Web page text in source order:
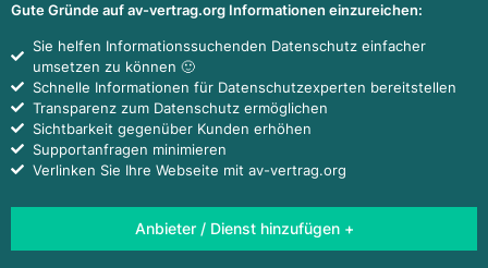
Gute Gründe auf av-vertrag.org Informationen einzureichen:
Sie helfen Informationssuchenden Datenschutz einfacher
umsetzen zu können 🙂
Schnelle Informationen für Datenschutzexperten bereitstellen
Transparenz zum Datenschutz ermöglichen
Sichtbarkeit gegenüber Kunden erhöhen
Supportanfragen minimieren
Verlinken Sie Ihre Webseite mit av-vertrag.org
Anbieter / Dienst hinzufügen +